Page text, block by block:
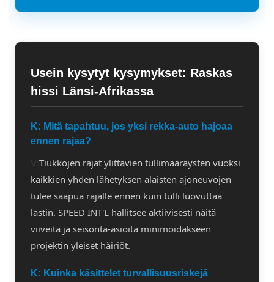
Usein kysytyt kysymykset: Raskas
hissi Länsi-Afrikassa
K: Mitä tapahtuu, jos yksi rekka-auto hajoaa
ennen rajaa?
Tiukkojen rajat ylittävien tullimääräysten vuoksi
kaikkien yhden lähetyksen alaisten ajoneuvojen
tulee saapua rajalle ennen kuin tulli luovuttaa
lastin. SPEED INT'L hallitsee aktiivisesti näitä
viiveitä ja seisonta-asioita minimoidakseen
projektin yleiset häiriöt.
K: Kuinka käsittelet turvallisuusriskejä